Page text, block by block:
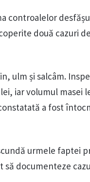
controalelor
două cazuri
ulm și salcâm.
iar volumul masei
a fost
urmele faptei
să documenteze